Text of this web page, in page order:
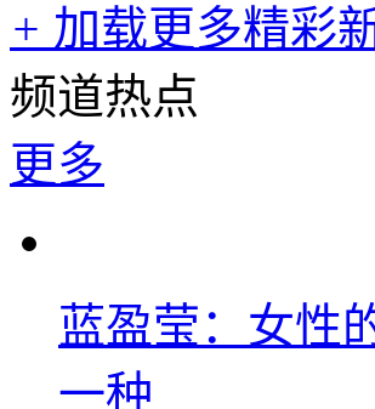
+ 加载更多精彩
频道热点
更多
蓝盈莹：女性
一种